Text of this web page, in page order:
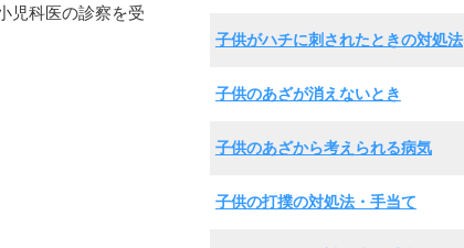
児科医の診察を受
子供がハチに刺されたときの対処法
子供のあざが消えないとき
子供のあざから考えられる病気
子供の打撲の対処法・手当て